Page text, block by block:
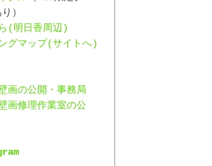
）
(明日香周辺)
グマップ(サイトへ)
画の公開・事務局
画修理作業室の公